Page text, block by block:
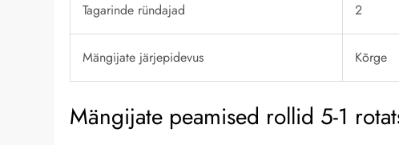
Tagarinde ründajad 2
Mängijate järjepidevus Kõrge
Mängijate peamised rollid 5-1